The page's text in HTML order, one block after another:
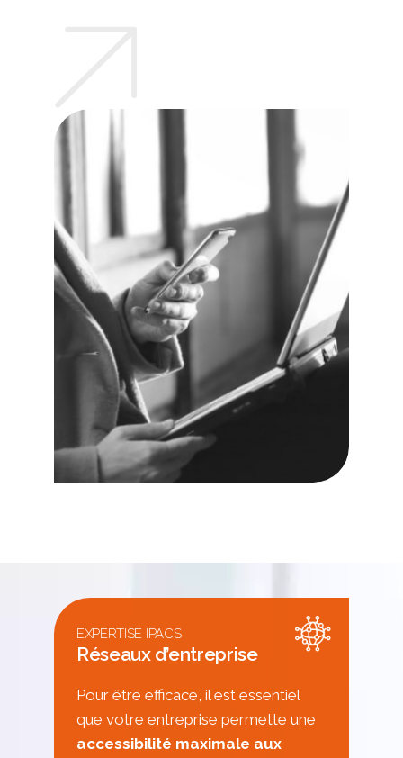
EXPERTISE IPACS
Réseaux d’entreprise
Pour être efficace, il est essentiel
que votre entreprise permette une
accessibilité maximale aux